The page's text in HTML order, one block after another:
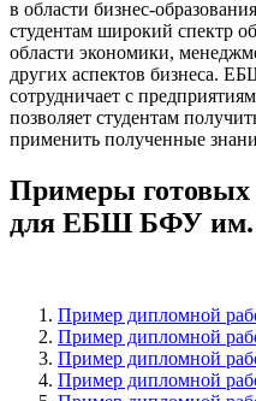
в области бизнес-
студентам широкий спектр
области экономики,
других аспектов бизнеса.
сотрудничает с
позволяет студентам
применить полученные
Примеры
для ЕБШ БФУ им.
Пример дипломной
Пример дипломной
Пример дипломной
Пример дипломной